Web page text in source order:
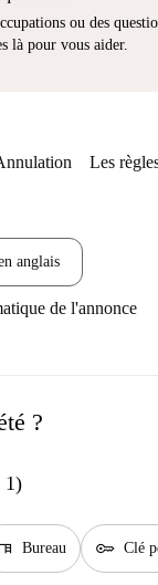
ou des
là pour vous aider.
Les
anglais
de l'annonce
?
1)
Bureau key Clé